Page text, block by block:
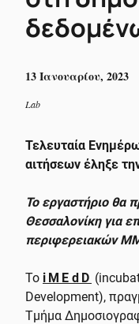
13 Ιανουαρίου, 2023
Lab
Τελευταία
αιτήσεων έληξε
Το εργαστήριο θα
Θεσσαλονίκη για
περιφερειακών
Το iMEdD
Development),
Τμήμα